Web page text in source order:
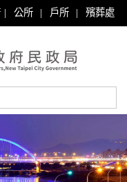
| 公所 | 戶所 | 殯葬處